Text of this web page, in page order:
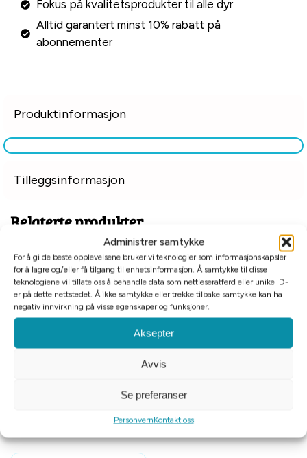
Administrer samtykke
For å gi de beste opplevelsene bruker vi teknologier som informasjonskapsler
for å lagre og/eller få tilgang til enhetsinformasjon. Å samtykke til disse
teknologiene vil tillate oss å behandle data som nettleseratferd eller unike ID-
er på dette nettstedet. Å ikke samtykke eller trekke tilbake samtykke kan ha
negativ innvirkning på visse egenskaper og funksjoner.
Aksepter
Avvis
Se preferanser
PersonvernKontakt oss
Fokus på kvalitetsprodukter til alle dyr
Alltid garantert minst 10% rabatt på
abonnementer
Produktinformasjon
Tilleggsinformasjon
Relaterte produkter